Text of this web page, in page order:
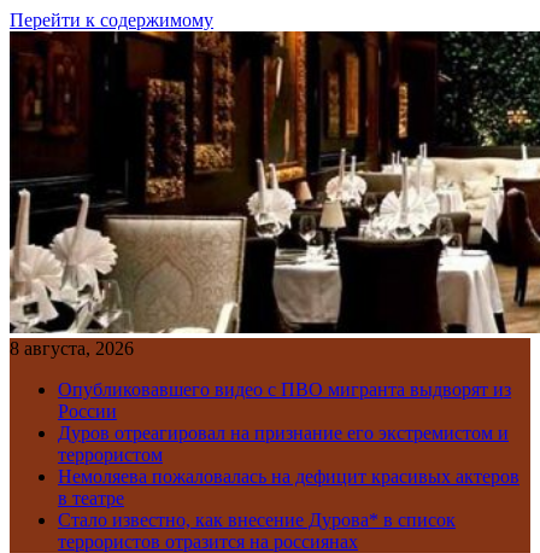
Перейти к содержимому
8 августа, 2026
Опубликовавшего видео с ПВО мигранта выдворят из
России
Дуров отреагировал на признание его экстремистом и
террористом
Немоляева пожаловалась на дефицит красивых актеров
в театре
Стало известно, как внесение Дурова* в список
террористов отразится на россиянах